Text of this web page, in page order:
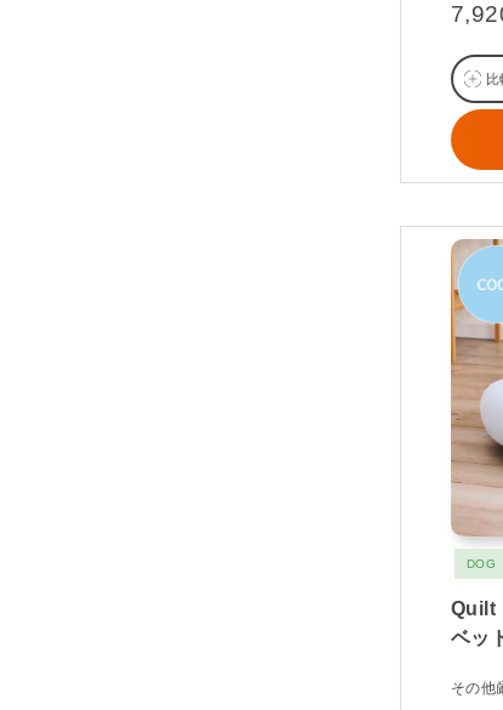
比
DOG
Quilt
ベッ
その他